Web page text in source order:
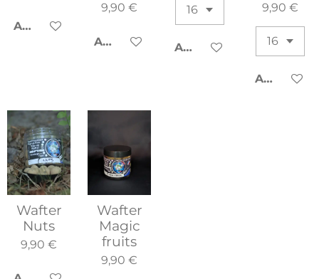
AJOUTER AU PANIER
9,90 €
AJOUTER AU PANIERAJOUTER AU PANIER
9,90 €
AJOUTER
Wafter
Nuts
9,90 €
Wafter
Magic
fruits
9,90 €